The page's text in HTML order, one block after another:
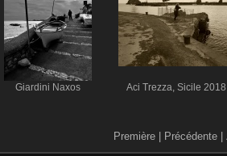
Giardini Naxos Aci Trezza, Sicile 2018
Première | Précédente |